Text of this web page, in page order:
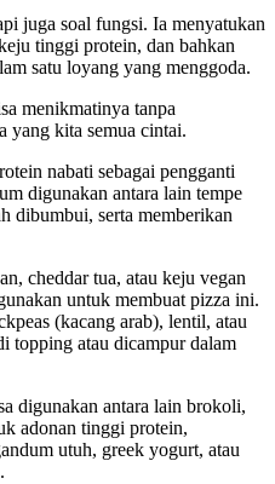
juga soal fungsi. Ia menyatukan
tinggi protein, dan bahkan
satu loyang yang menggoda.
menikmatinya tanpa
yang kita semua cintai.
nabati sebagai pengganti
digunakan antara lain tempe
dibumbui, serta memberikan
cheddar tua, atau keju vegan
untuk membuat pizza ini.
(kacang arab), lentil, atau
topping atau dicampur dalam
digunakan antara lain brokoli,
adonan tinggi protein,
utuh, greek yogurt, atau